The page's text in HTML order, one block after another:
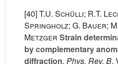
[40]T.U. Schülli; R.T.
Springholz; G. Bauer;
Metzger Strain
by complementary
diffraction, Phys. Rev. B,